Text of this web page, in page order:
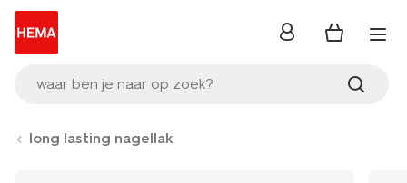
waar ben je naar op zoek?
inloggen
long lasting nagellak